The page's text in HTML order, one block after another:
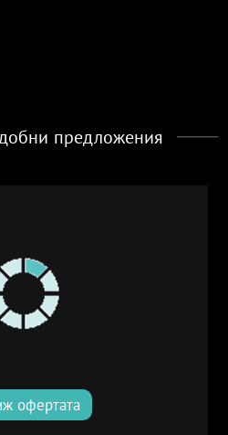
предложения
офертата